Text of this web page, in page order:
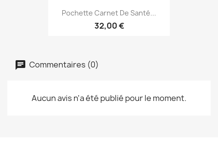
Pochette Carnet De Santé...
32,00 €
Commentaires (0)
Aucun avis n'a été publié pour le moment.